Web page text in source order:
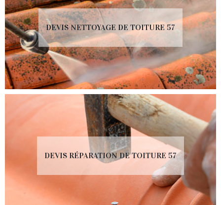
DEVIS NETTOYAGE DE TOITURE 57
DEVIS RÉPARATION DE TOITURE 57